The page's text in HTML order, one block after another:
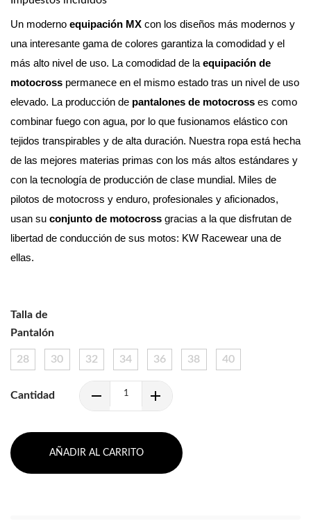
Un moderno equipación MX con los diseños más modernos y
una interesante gama de colores garantiza la comodidad y el
más alto nivel de uso. La comodidad de la equipación de
motocross permanece en el mismo estado tras un nivel de uso
elevado. La producción de pantalones de motocross es como
combinar fuego con agua, por lo que fusionamos elástico con
tejidos transpirables y de alta duración. Nuestra ropa está hecha
de las mejores materias primas con los más altos estándares y
con la tecnología de producción de clase mundial. Miles de
pilotos de motocross y enduro, profesionales y aficionados,
usan su conjunto de motocross gracias a la que disfrutan de
libertad de conducción de sus motos: KW Racewear una de
ellas.
Talla de
Pantalón
28 30 32 34 36 38 40
Cantidad
AÑADIR AL CARRITO